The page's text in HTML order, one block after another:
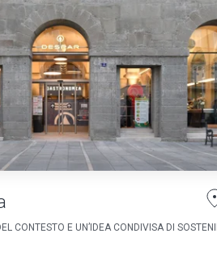
CONTESTO E UN’IDEA CONDIVISA DI